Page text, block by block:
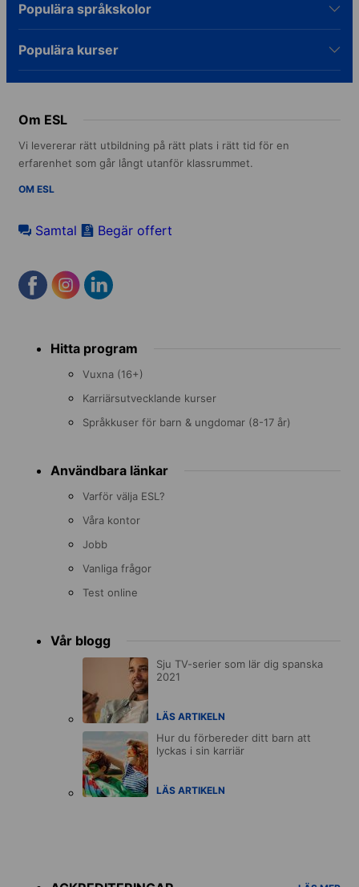
Populära språkskolor
Populära kurser
Om ESL
Vi levererar rätt utbildning på rätt plats i rätt tid för en
erfarenhet som går långt utanför klassrummet.
OM ESL
Samtal Begär offert
menu Hitta program
Vuxna (16+)
Karriärsutvecklande kurser
Språkkuser för barn & ungdomar (8-17 år)
Användbara länkar
Varför välja ESL?
Våra kontor
Jobb
Vanliga frågor
Test online
Vår blogg
Sju TV-serier som lär dig spanska
2021
LÄS ARTIKELN
Hur du förbereder ditt barn att
lyckas i sin karriär
LÄS ARTIKELN